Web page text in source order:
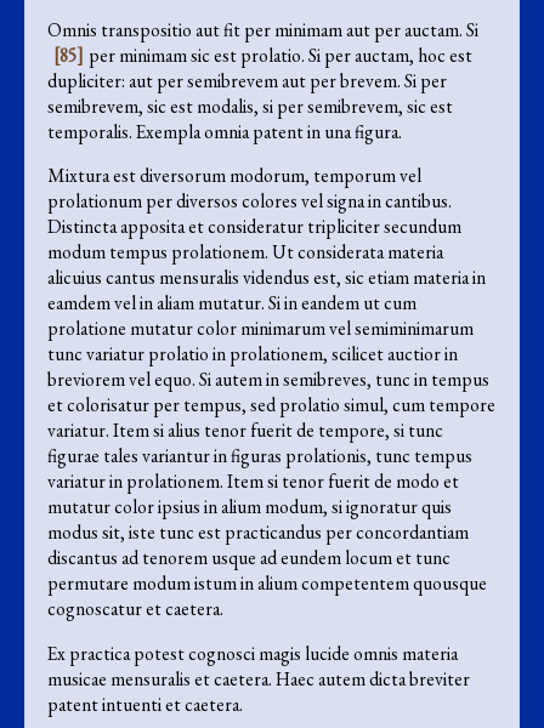
Omnis transpositio aut fit per minimam aut per auctam. Si
[85] per minimam sic est prolatio. Si per auctam, hoc est
dupliciter: aut per semibrevem aut per brevem. Si per
semibrevem, sic est modalis, si per semibrevem, sic est
temporalis. Exempla omnia patent in una figura.
Mixtura est diversorum modorum, temporum vel
prolationum per diversos colores vel signa in cantibus.
Distincta apposita et consideratur tripliciter secundum
modum tempus prolationem. Ut considerata materia
alicuius cantus mensuralis videndus est, sic etiam materia in
eamdem vel in aliam mutatur. Si in eandem ut cum
prolatione mutatur color minimarum vel semiminimarum
tunc variatur prolatio in prolationem, scilicet auctior in
breviorem vel equo. Si autem in semibreves, tunc in tempus
et colorisatur per tempus, sed prolatio simul, cum tempore
variatur. Item si alius tenor fuerit de tempore, si tunc
figurae tales variantur in figuras prolationis, tunc tempus
variatur in prolationem. Item si tenor fuerit de modo et
mutatur color ipsius in alium modum, si ignoratur quis
modus sit, iste tunc est practicandus per concordantiam
discantus ad tenorem usque ad eundem locum et tunc
permutare modum istum in alium competentem quousque
cognoscatur et caetera.
Ex practica potest cognosci magis lucide omnis materia
musicae mensuralis et caetera. Haec autem dicta breviter
patent intuenti et caetera.